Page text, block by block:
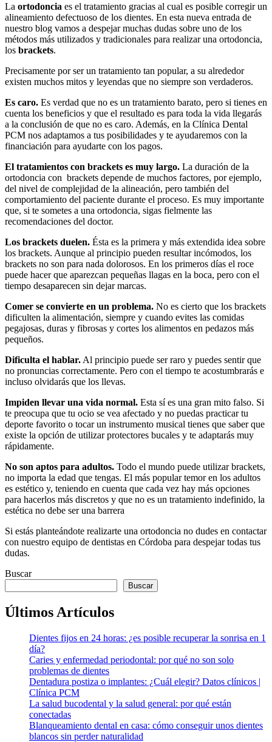
La ortodoncia es el tratamiento gracias al cual es posible corregir un
alineamiento defectuoso de los dientes. En esta nueva entrada de
nuestro blog vamos a despejar muchas dudas sobre uno de los
métodos más utilizados y tradicionales para realizar una ortodoncia,
los brackets.
Precisamente por ser un tratamiento tan popular, a su alrededor
existen muchos mitos y leyendas que no siempre son verdaderos.
Es caro. Es verdad que no es un tratamiento barato, pero si tienes en
cuenta los beneficios y que el resultado es para toda la vida llegarás
a la conclusión de que no es caro. Además, en la Clínica Dental
PCM nos adaptamos a tus posibilidades y te ayudaremos con la
financiación para ayudarte con los pagos.
El tratamientos con brackets es muy largo. La duración de la
ortodoncia con brackets depende de muchos factores, por ejemplo,
del nivel de complejidad de la alineación, pero también del
comportamiento del paciente durante el proceso. Es muy importante
que, si te sometes a una ortodoncia, sigas fielmente las
recomendaciones del doctor.
Los brackets duelen. Ésta es la primera y más extendida idea sobre
los brackets. Aunque al principio pueden resultar incómodos, los
brackets no son para nada dolorosos. En los primeros días el roce
puede hacer que aparezcan pequeñas llagas en la boca, pero con el
tiempo desaparecen sin dejar marcas.
Comer se convierte en un problema. No es cierto que los brackets
dificulten la alimentación, siempre y cuando evites las comidas
pegajosas, duras y fibrosas y cortes los alimentos en pedazos más
pequeños.
Dificulta el hablar. Al principio puede ser raro y puedes sentir que
no pronuncias correctamente. Pero con el tiempo te acostumbrarás e
incluso olvidarás que los llevas.
Impiden llevar una vida normal. Esta sí es una gran mito falso. Si
te preocupa que tu ocio se vea afectado y no puedas practicar tu
deporte favorito o tocar un instrumento musical tienes que saber que
existe la opción de utilizar protectores bucales y te adaptarás muy
rápidamente.
No son aptos para adultos. Todo el mundo puede utilizar brackets,
no importa la edad que tengas. El más popular temor en los adultos
es estético y, teniendo en cuenta que cada vez hay más opciones
para hacerlos más discretos y que no es un tratamiento indefinido, la
estética no debe ser una barrera
Si estás planteándote realizarte una ortodoncia no dudes en contactar
con nuestro equipo de dentistas en Córdoba para despejar todas tus
dudas.
Buscar
Buscar
Últimos Artículos
Dientes fijos en 24 horas: ¿es posible recuperar la sonrisa en 1
día?
Caries y enfermedad periodontal: por qué no son solo
problemas de dientes
Dentadura postiza o implantes: ¿Cuál elegir? Datos clínicos |
Clínica PCM
La salud bucodental y la salud general: por qué están
conectadas
Blanqueamiento dental en casa: cómo conseguir unos dientes
blancos sin perder naturalidad